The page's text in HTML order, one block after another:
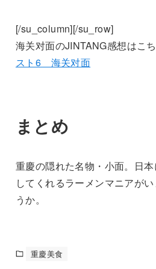
[/su_column][/su_row]
海关对面のJINTANG感想はこ
スト6 海关对面
まとめ
重慶の隠れた名物・小面。日
してくれるラーメンマニアが
うか。
重慶美食